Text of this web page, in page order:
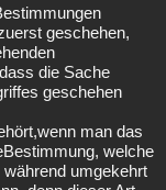
geschehen,
die Sache
geschehen
man das
welche
umgekehrt